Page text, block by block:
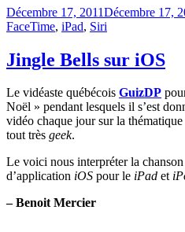
Publié
le
Décembre 17, 2011Décembre 17,
FaceTime, iPad, Siri
Jingle Bells sur iOS
Le vidéaste québécois GuizDP
Noël » pendant lesquels il s’est
vidéo chaque jour sur la
tout très geek.
Le voici nous interpréter la chanson
d’application iOS pour le iPad et
– Benoit Mercier